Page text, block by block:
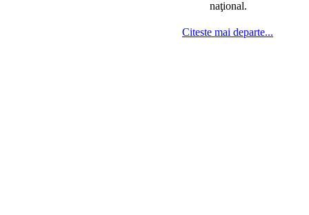
naţional.
Citeste mai departe...